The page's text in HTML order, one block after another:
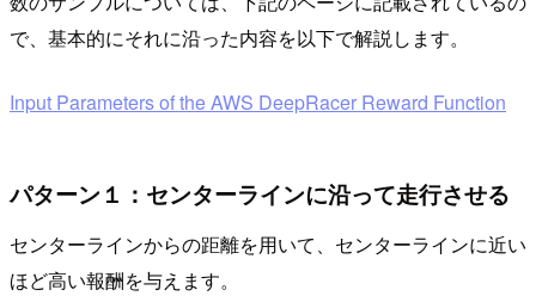
で、基本的にそれに沿った内容を以下で解説します。
Input Parameters of the AWS DeepRacer Reward Function
パターン１：センターラインに沿って走行させる
センターラインからの距離を用いて、センターラインに近い
ほど高い報酬を与えます。